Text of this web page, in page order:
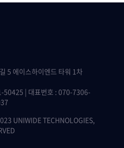
5 에이스하이엔드 타워 1차
50425 | 대표번호 : 070-7306-
UNIWIDE TECHNOLOGIES,